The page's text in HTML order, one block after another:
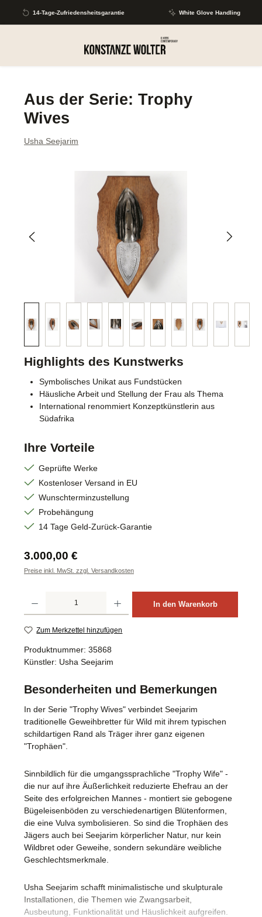
Zum Hauptinhalt springen
14-Tage-Zufriedensheitsgarantie White Glove Handling
Aus der Serie: Trophy
Wives
Usha Seejarim
Bildergalerie überspringen
Highlights des Kunstwerks
Symbolisches Unikat aus Fundstücken
Häusliche Arbeit und Stellung der Frau als Thema
International renommiert Konzeptkünstlerin aus
Südafrika
Ihre Vorteile
Geprüfte Werke
Kostenloser Versand in EU
Wunschterminzustellung
Probehängung
14 Tage Geld-Zurück-Garantie
Regulärer Preis:
3.000,00 €
Preise inkl. MwSt. zzgl. Versandkosten
In den Warenkorb
Zum Merkzettel hinzufügen
Produktnummer: 35868
Künstler: Usha Seejarim
Besonderheiten und Bemerkungen
In der Serie "Trophy Wives" verbindet Seejarim
traditionelle Geweihbretter für Wild mit ihrem typischen
schildartigen Rand als Träger ihrer ganz eigenen
"Trophäen".
Sinnbildlich für die umgangssprachliche "Trophy Wife" -
die nur auf ihre Äußerlichkeit reduzierte Ehefrau an der
Seite des erfolgreichen Mannes - montiert sie gebogene
Bügeleisenböden zu verschiedenartigen Blütenformen,
die eine Vulva symbolisieren. So sind die Trophäen des
Jägers auch bei Seejarim körperlicher Natur, nur kein
Wildbret oder Geweihe, sondern sekundäre weibliche
Geschlechtsmerkmale.
Usha Seejarim schafft minimalistische und skulpturale
Installationen, die Themen wie Zwangsarbeit,
Ausbeutung, Funktionalität und Häuslichkeit aufgreifen.